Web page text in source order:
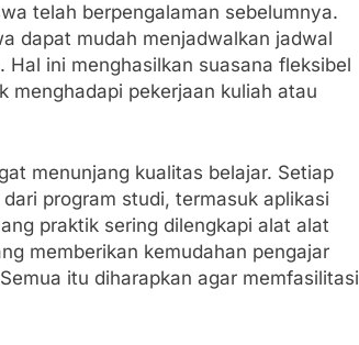
telah berpengalaman sebelumnya.
dapat mudah menjadwalkan jadwal
ini menghasilkan suasana fleksibel
menghadapi pekerjaan kuliah atau
menunjang kualitas belajar. Setiap
program studi, termasuk aplikasi
praktik sering dilengkapi alat alat
memberikan kemudahan pengajar
itu diharapkan agar memfasilitasi